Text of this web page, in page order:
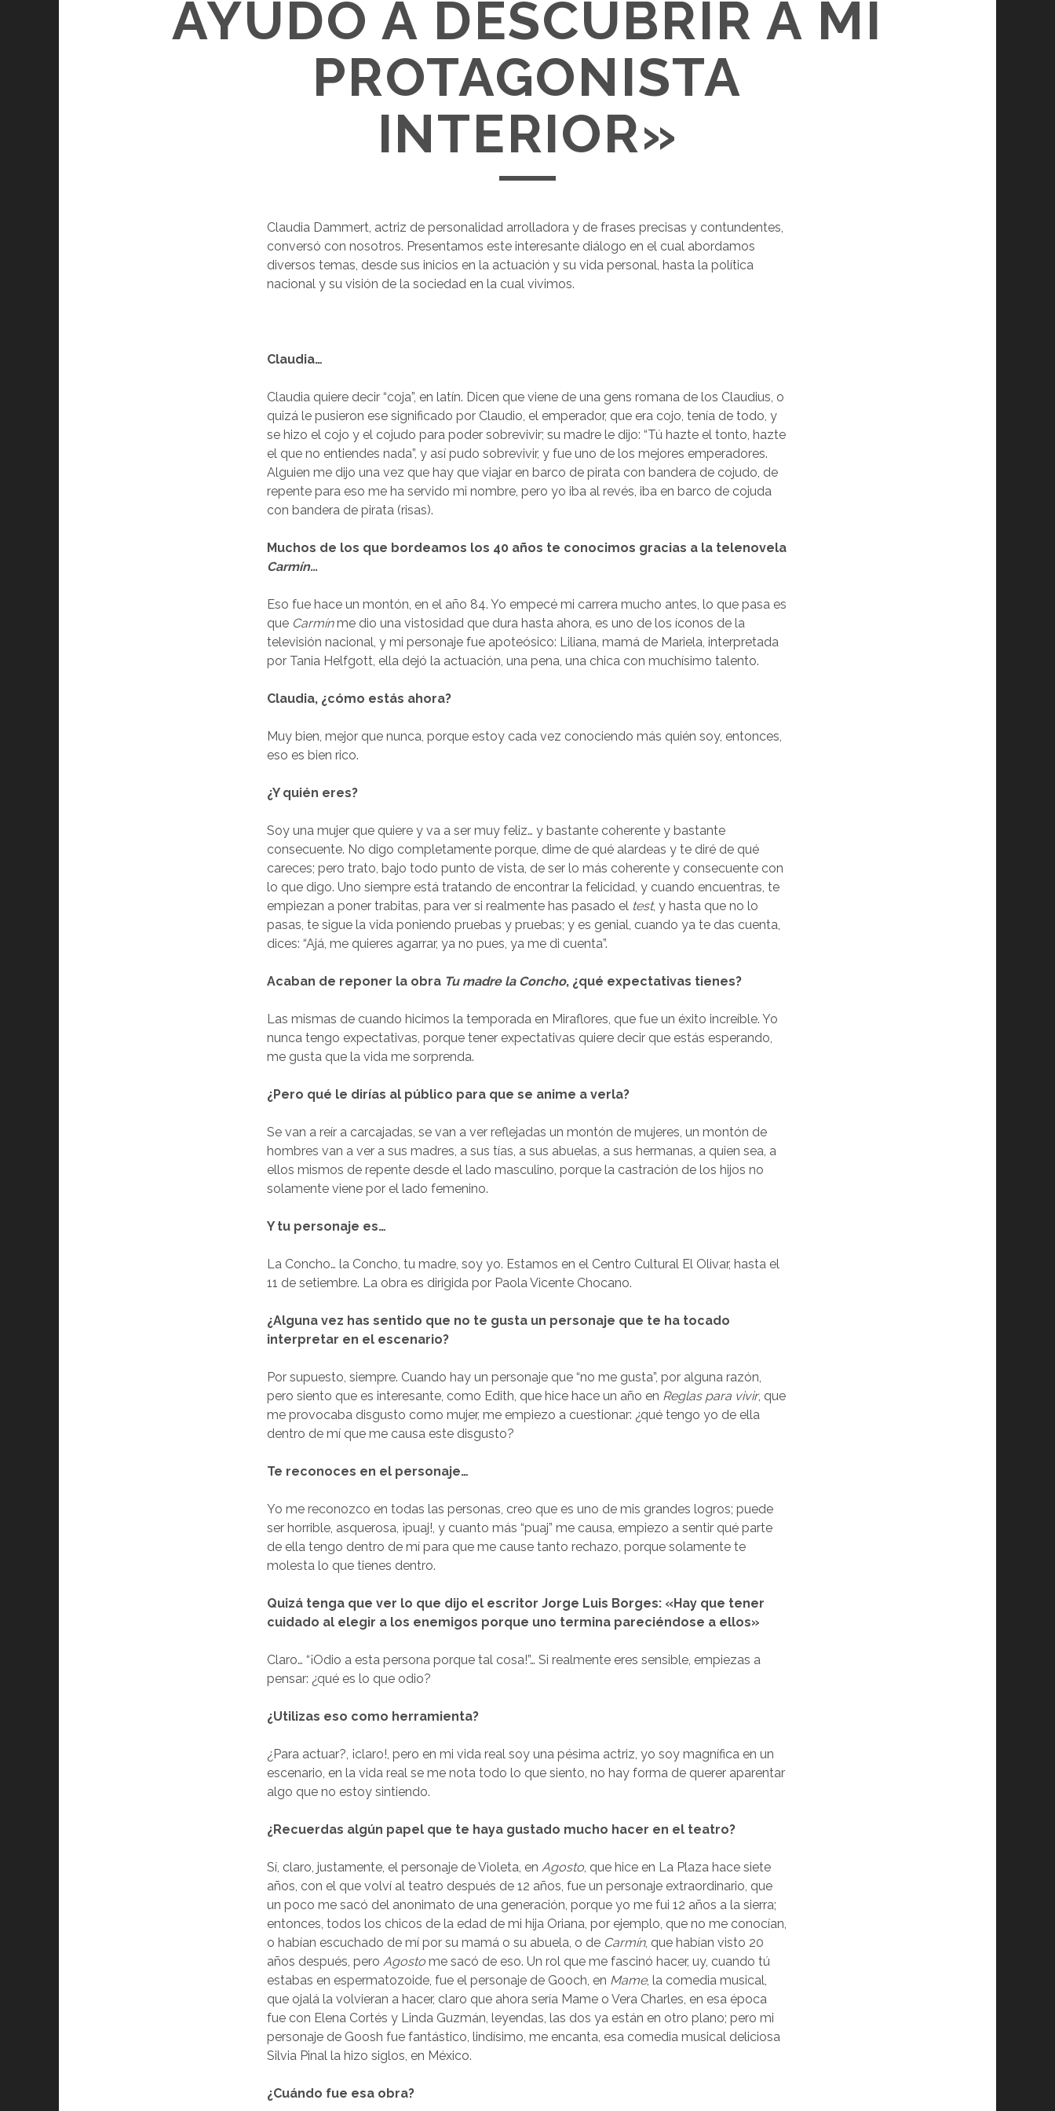
AYUDÓ A DESCUBRIR A MI
PROTAGONISTA
INTERIOR»
Claudia Dammert, actriz de personalidad arrolladora y de frases precisas y contundentes,
conversó con nosotros. Presentamos este interesante diálogo en el cual abordamos
diversos temas, desde sus inicios en la actuación y su vida personal, hasta la política
nacional y su visión de la sociedad en la cual vivimos.
Claudia…
Claudia quiere decir “coja”, en latín. Dicen que viene de una gens romana de los Claudius, o
quizá le pusieron ese significado por Claudio, el emperador, que era cojo, tenía de todo, y
se hizo el cojo y el cojudo para poder sobrevivir; su madre le dijo: “Tú hazte el tonto, hazte
el que no entiendes nada”, y así pudo sobrevivir, y fue uno de los mejores emperadores.
Alguien me dijo una vez que hay que viajar en barco de pirata con bandera de cojudo, de
repente para eso me ha servido mi nombre, pero yo iba al revés, iba en barco de cojuda
con bandera de pirata (risas).
Muchos de los que bordeamos los 40 años te conocimos gracias a la telenovela
Carmín…
Eso fue hace un montón, en el año 84. Yo empecé mi carrera mucho antes, lo que pasa es
que Carmínme dio una vistosidad que dura hasta ahora, es uno de los íconos de la
televisión nacional, y mi personaje fue apoteósico: Liliana, mamá de Mariela, interpretada
por Tania Helfgott, ella dejó la actuación, una pena, una chica con muchísimo talento.
Claudia, ¿cómo estás ahora?
Muy bien, mejor que nunca, porque estoy cada vez conociendo más quién soy, entonces,
eso es bien rico.
¿Y quién eres?
Soy una mujer que quiere y va a ser muy feliz… y bastante coherente y bastante
consecuente. No digo completamente porque, dime de qué alardeas y te diré de qué
careces; pero trato, bajo todo punto de vista, de ser lo más coherente y consecuente con
lo que digo. Uno siempre está tratando de encontrar la felicidad, y cuando encuentras, te
empiezan a poner trabitas, para ver si realmente has pasado el test, y hasta que no lo
pasas, te sigue la vida poniendo pruebas y pruebas; y es genial, cuando ya te das cuenta,
dices: “Ajá, me quieres agarrar, ya no pues, ya me di cuenta”.
Acaban de reponer la obra Tu madre la Concho, ¿qué expectativas tienes?
Las mismas de cuando hicimos la temporada en Miraflores, que fue un éxito increíble. Yo
nunca tengo expectativas, porque tener expectativas quiere decir que estás esperando,
me gusta que la vida me sorprenda.
¿Pero qué le dirías al público para que se anime a verla?
Se van a reír a carcajadas, se van a ver reflejadas un montón de mujeres, un montón de
hombres van a ver a sus madres, a sus tías, a sus abuelas, a sus hermanas, a quien sea, a
ellos mismos de repente desde el lado masculino, porque la castración de los hijos no
solamente viene por el lado femenino.
Y tu personaje es…
La Concho… la Concho, tu madre, soy yo. Estamos en el Centro Cultural El Olivar, hasta el
11 de setiembre. La obra es dirigida por Paola Vicente Chocano.
¿Alguna vez has sentido que no te gusta un personaje que te ha tocado
interpretar en el escenario?
Por supuesto, siempre. Cuando hay un personaje que “no me gusta”, por alguna razón,
pero siento que es interesante, como Edith, que hice hace un año en Reglas para vivir, que
me provocaba disgusto como mujer, me empiezo a cuestionar: ¿qué tengo yo de ella
dentro de mí que me causa este disgusto?
Te reconoces en el personaje…
Yo me reconozco en todas las personas, creo que es uno de mis grandes logros; puede
ser horrible, asquerosa, ¡puaj!, y cuanto más “puaj” me causa, empiezo a sentir qué parte
de ella tengo dentro de mí para que me cause tanto rechazo, porque solamente te
molesta lo que tienes dentro.
Quizá tenga que ver lo que dijo el escritor Jorge Luis Borges: «Hay que tener
cuidado al elegir a los enemigos porque uno termina pareciéndose a ellos»
Claro… “¡Odio a esta persona porque tal cosa!”… Si realmente eres sensible, empiezas a
pensar: ¿qué es lo que odio?
¿Utilizas eso como herramienta?
¿Para actuar?, ¡claro!, pero en mi vida real soy una pésima actriz, yo soy magnífica en un
escenario, en la vida real se me nota todo lo que siento, no hay forma de querer aparentar
algo que no estoy sintiendo.
¿Recuerdas algún papel que te haya gustado mucho hacer en el teatro?
Sí, claro, justamente, el personaje de Violeta, enAgosto, que hice en La Plaza hace siete
años, con el que volví al teatro después de 12 años, fue un personaje extraordinario, que
un poco me sacó del anonimato de una generación, porque yo me fui 12 años a la sierra;
entonces, todos los chicos de la edad de mi hija Oriana, por ejemplo, que no me conocían,
o habían escuchado de mí por su mamá o su abuela, o de Carmín, que habían visto 20
años después, peroAgosto me sacó de eso. Un rol que me fascinó hacer, uy, cuando tú
estabas en espermatozoide, fue el personaje de Gooch, en Mame, la comedia musical,
que ojalá la volvieran a hacer, claro que ahora sería Mame o Vera Charles, en esa época
fue con Elena Cortés y Linda Guzmán, leyendas, las dos ya están en otro plano; pero mi
personaje de Goosh fue fantástico, lindísimo, me encanta, esa comedia musical deliciosa
Silvia Pinal la hizo siglos, en México.
¿Cuándo fue esa obra?